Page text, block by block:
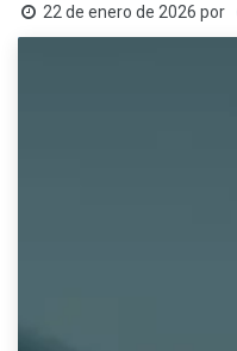
22 de enero de 2026 por